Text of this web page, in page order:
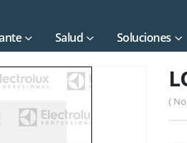
Salud Soluciones
(